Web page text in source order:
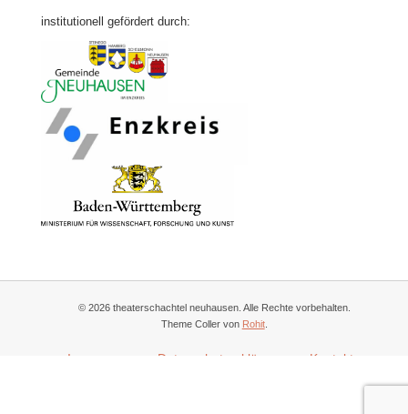
institutionell gefördert durch:
© 2026 theaterschachtel neuhausen. Alle Rechte vorbehalten.
Theme Coller von Rohit.
Impressum Datenschutzerklärung Kontakt